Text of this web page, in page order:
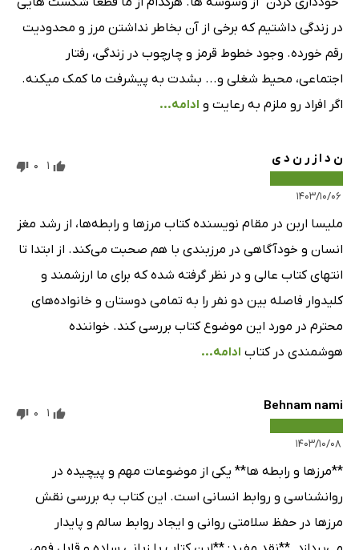
در زندگی داشتیم که برخی از آن بخاطر نداشتن مرز و محدودیت
رقم خورده. وجود خطوط قرمز و چارچوب در زندگی، رفتار
اجتماعی، محیط شغلی و... بشدت به پیشرفت ما کمک میکنه.
اگر افراد رو ملزم به رعایت و ادامه...
ن د ا ز ر ن د ی
۱۴۰۳/۱۰/۰۶
1
0
ملیسا اربن در مقام نویسنده کتاب مرزها و رابطه‌ها، از رشد مغز
انسان و خودآگاهی در مرزبندی با هم صحبت می‌کند. از ابتدا تا
انتهای کتاب عالی و در نظر گرفته شده که برای ما ارزشمند و
کلیدوار فاصله بین دو نفر را به تمامی دوستان و خانواده‌های
محترم در مورد این موضوع کتاب بررسی کند. خواننده
هوشمندی در کتاب ادامه...
Behnam nami
۱۴۰۳/۱۰/۰۸
1
0
**مرزها و رابطه ها** یکی از موضوعات مهم و پیچیده در
روانشناسی و روابط انسانی است. این کتاب به بررسی نقش
مرزها در حفظ سلامتی روانی و ایجاد روابط سالم و پایدار